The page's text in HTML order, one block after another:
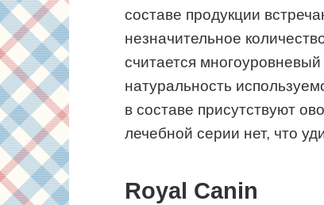
составе продукции
незначительное
считается
натуральность
в составе присутствуют
лечебной серии нет, что
Royal Canin